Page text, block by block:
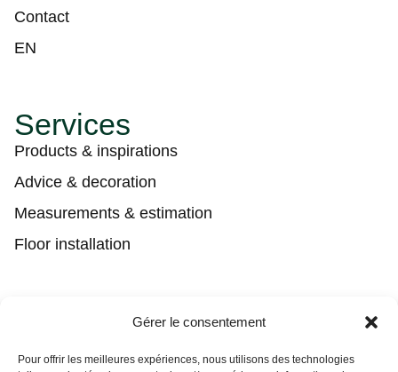
Gérer le consentement
Pour offrir les meilleures expériences, nous utilisons des technologies
Contact
EN
Services
Products & inspirations
Advice & decoration
Measurements & estimation
Floor installation